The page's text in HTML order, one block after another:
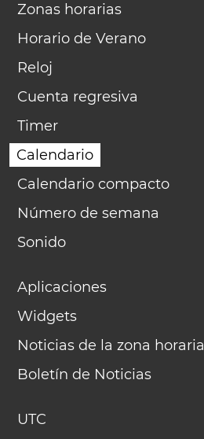
Zonas horarias
Horario de Verano
Reloj
Cuenta regresiva
Timer
Calendario
Calendario compacto
Número de semana
Sonido
Aplicaciones
Widgets
Noticias de la zona horaria
Boletín de Noticias
UTC